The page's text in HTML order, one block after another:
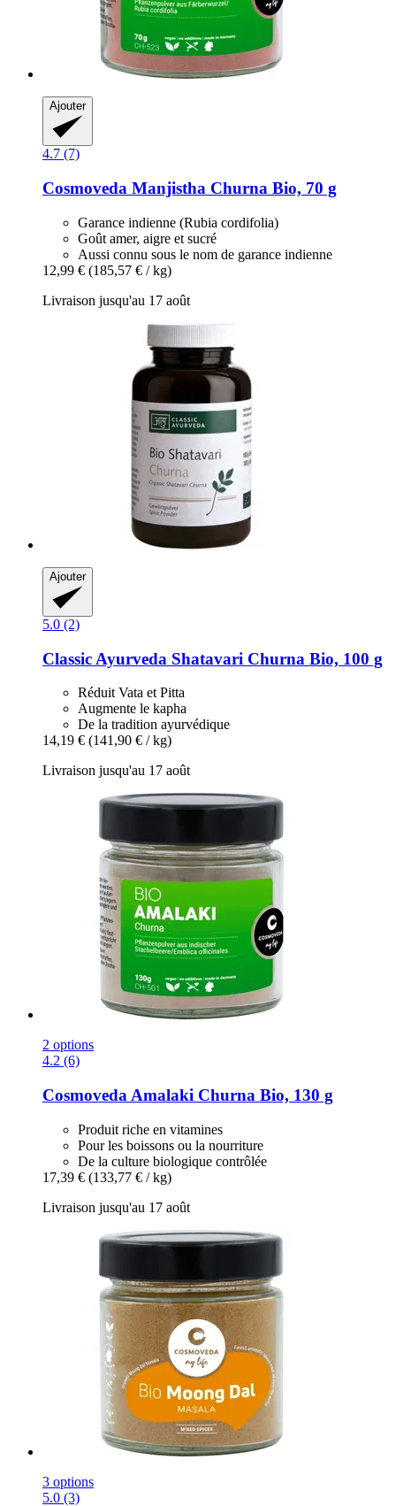
Ajouter
4.7 (7)
Cosmoveda Manjistha Churna Bio, 70 g
Garance indienne (Rubia cordifolia)
Goût amer, aigre et sucré
Aussi connu sous le nom de garance indienne
12,99 € (185,57 € / kg)
Livraison jusqu'au 17 août
Ajouter
5.0 (2)
Classic Ayurveda Shatavari Churna Bio, 100 g
Réduit Vata et Pitta
Augmente le kapha
De la tradition ayurvédique
14,19 € (141,90 € / kg)
Livraison jusqu'au 17 août
2 options
4.2 (6)
Cosmoveda Amalaki Churna Bio, 130 g
Produit riche en vitamines
Pour les boissons ou la nourriture
De la culture biologique contrôlée
17,39 € (133,77 € / kg)
Livraison jusqu'au 17 août
3 options
5.0 (3)